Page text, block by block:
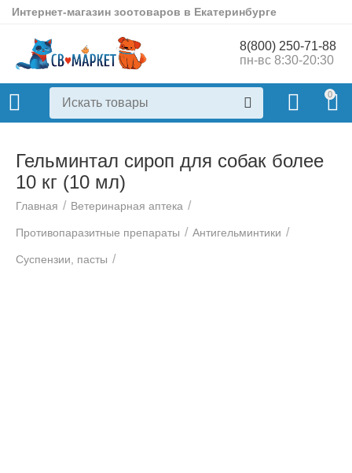
Интернет-магазин зоотоваров в Екатеринбурге
8(800) 250-71-88
пн-вс 8:30-20:30
0
Гельминтал сироп для собак более
10 кг (10 мл)
Главная / Ветеринарная аптека /
Противопаразитные препараты / Антигельминтики /
Суспензии, пасты /